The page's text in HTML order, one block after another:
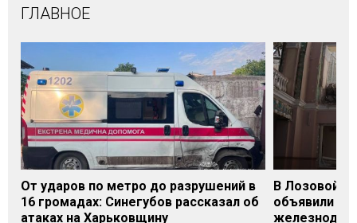
ГЛАВНОЕ
От ударов по метро до разрушений в
16 громадах: Синегубов рассказал об
атаках на Харьковщину
В Лозовой
объявили